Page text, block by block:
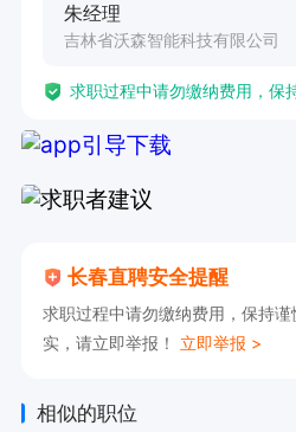
薪资福利：提供无责底薪+
训，职业发展空间广阔。
朱经理
吉林省沃森智能科技有限公司
求职过程中请勿缴纳费用，保
长春直聘安全提醒
求职过程中请勿缴纳费用，保持
实，请立即举报！ 立即举报 >
相似的职位